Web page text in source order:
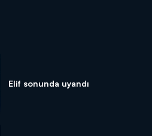
Elif sonunda uyandı